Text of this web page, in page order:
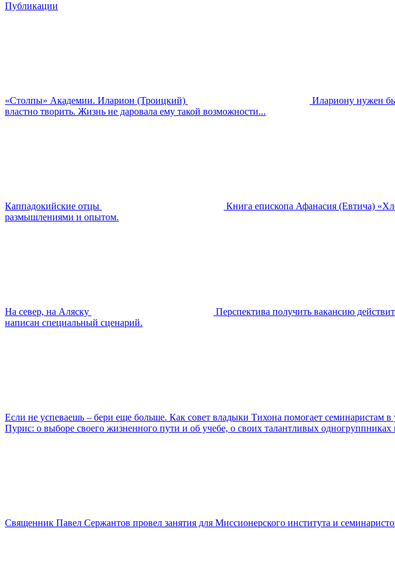
Публикации
«Столпы» Академии. Иларион (Троицкий)
Илариону нужен
властно творить. Жизнь не даровала ему такой возможности...
Каппадокийские отцы
Книга епископа Афанасия (Евтича)
размышлениями и опытом.
На север, на Аляску
Перспектива получить вакансию
написан специальный сценарий.
Если не успеваешь – бери еще больше. Как совет владыки Тихона помогает семинаристам в
Пурис: о выборе своего жизненного пути и об учебе, о своих талантливых
Священник Павел Сержантов провел занятия для Миссионерского института и